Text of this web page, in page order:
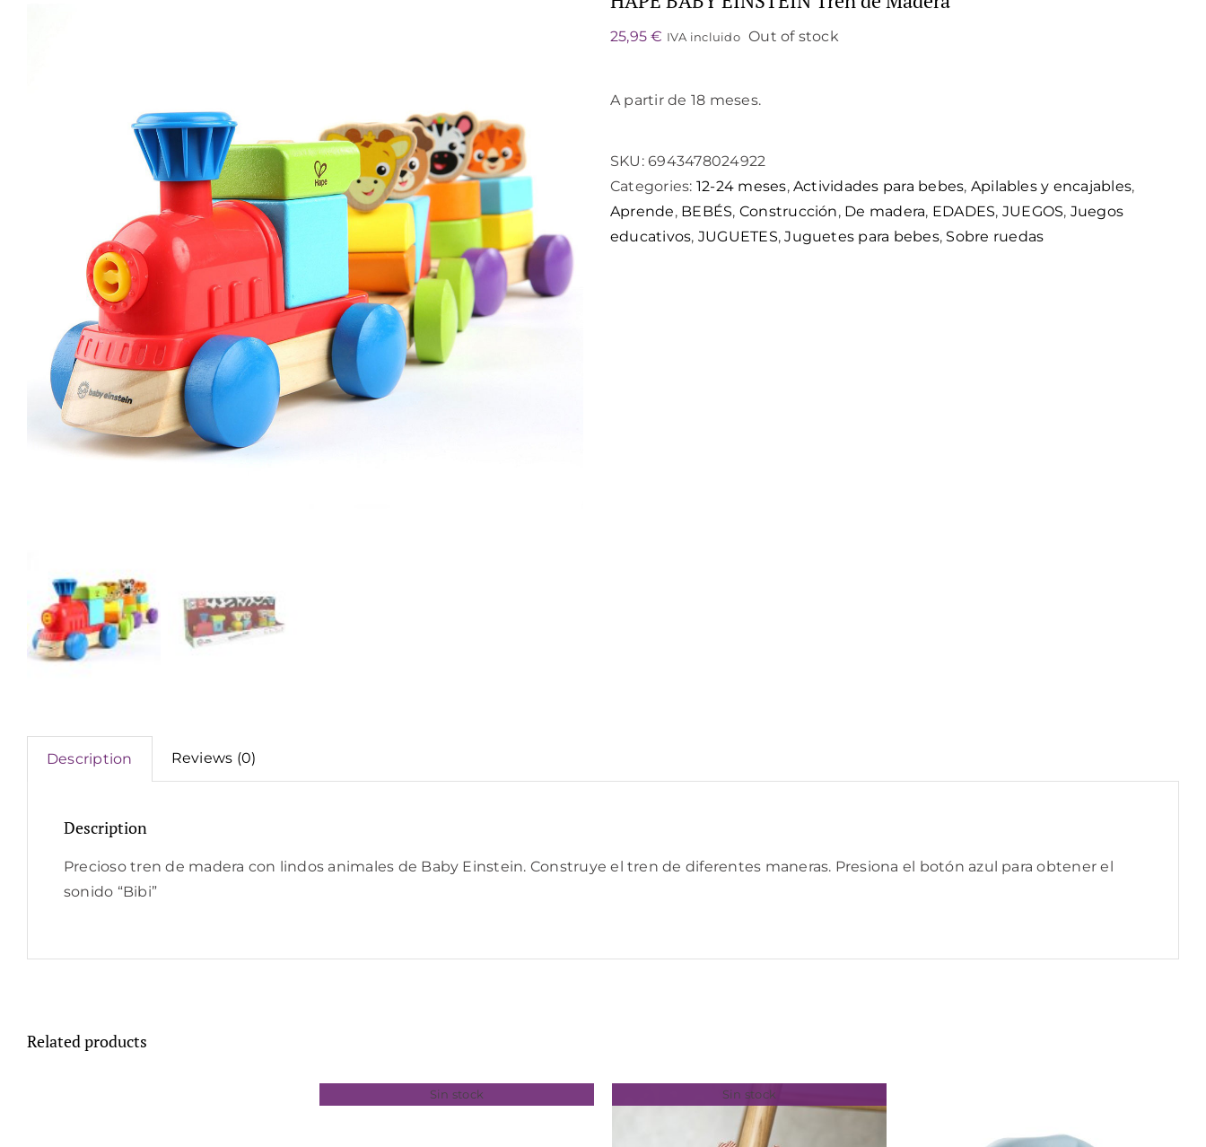
25,95€ IVA incluido Out of stock
A partir de 18 meses.
SKU:6943478024922
Categories: 12-24 meses,Actividades para bebes, Apilables y encajables,
Aprende, BEBÉS, Construcción, De madera, EDADES, JUEGOS, Juegos
educativos, JUGUETES,Juguetes para bebes, Sobre ruedas
Description Reviews (0)
Description
Precioso tren de madera con lindos animales de Baby Einstein. Construye el tren de diferentes maneras. Presiona el botón azul para obtener el
sonido “Bibi”
Related products
Sin stock Sin stock